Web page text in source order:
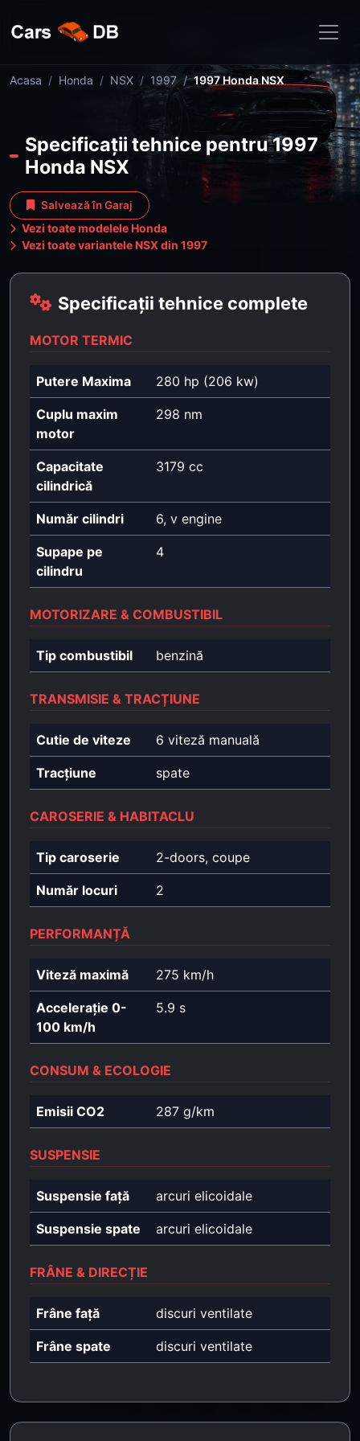
Acasa Honda NSX 1997 1997 Honda NSX
Specificații tehnice pentru 1997
Honda NSX
Salvează în Garaj
Vezi toate modelele Honda
Vezi toate variantele NSX din 1997
Specificații tehnice complete
MOTOR TERMIC
Putere Maxima 280 hp (206 kw)
Cuplu maxim
motor
298 nm
Capacitate
cilindrică
3179 cc
Număr cilindri 6, v engine
Supape pe
cilindru
4
MOTORIZARE & COMBUSTIBIL
Tip combustibil benzină
TRANSMISIE & TRACȚIUNE
Cutie de viteze 6 viteză manuală
Tracțiune spate
CAROSERIE & HABITACLU
Tip caroserie 2-doors, coupe
Număr locuri 2
PERFORMANȚĂ
Viteză maximă 275 km/h
Accelerație 0-
100 km/h
5.9 s
CONSUM & ECOLOGIE
Emisii CO2 287 g/km
SUSPENSIE
Suspensie față arcuri elicoidale
Suspensie spate arcuri elicoidale
FRÂNE & DIRECȚIE
Frâne față discuri ventilate
Frâne spate discuri ventilate